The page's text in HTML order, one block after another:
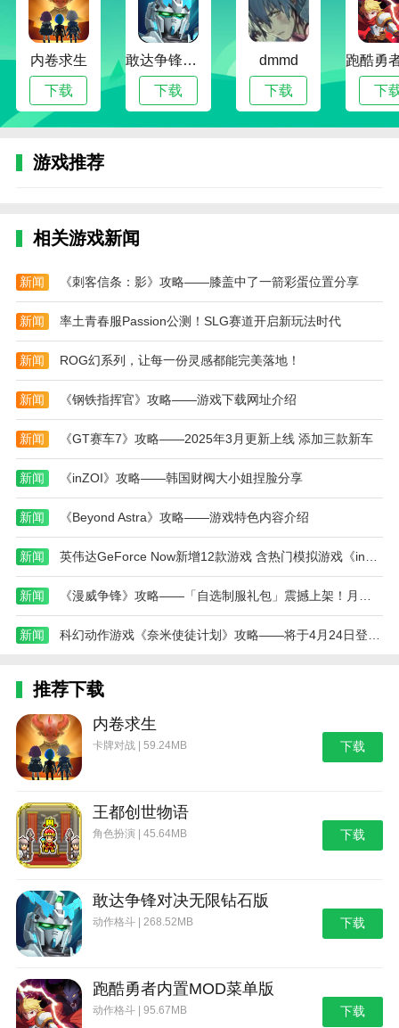
神喵逃亡游戏内容
1、【刺激闯关挑战】：控制神喵在各式障碍中灵
活穿梭，躲避陷阱，收集金币和宝物，完成关卡目标；
2、【多样神喵选择】：不同神喵拥有独特技能和
外观，玩家可以根据喜好选择合适的角色冒险；
3、【道具合成与使用】：关卡中收集材料，合成
动，玩家可赢取珍稀神喵和专属道具。
神喵逃亡游戏测评
神喵逃亡游戏凭借其轻松易上手的操作方式和丰富
多变的关卡设计，赢得了大量休闲玩家的喜爱。游戏中
萌趣十足的神喵角色和多样养成系统，为闯关增添了更
多趣味和策略深度。多样的道具系统和场景切换保证了
游戏的新鲜感和挑战性。社交排行榜和活动机制激励玩
家持续参与，增强游戏互动性。整体来看，这款神喵逃
亡游戏集动作、冒险与养成为一体，既适合休闲娱乐，
也适合喜欢挑战的玩家，是一款不可多得的神喵逃亡休
闲手游。
本站为您提供神喵逃亡的 手机游戏 ，欢迎大家记
住本站网址，本站是您下载安卓手游app最好的网站！
内卷求生
下载
敢达争锋对决无限钻石版
下载
dmmd
下载 下
游戏推荐
相关游戏新闻
新闻 《刺客信条：影》攻略——膝盖中了一箭彩蛋位置分享
新闻 率土青春服Passion公测！SLG赛道开启新玩法时代
新闻 ROG幻系列，让每一份灵感都能完美落地！
新闻 《钢铁指挥官》攻略——游戏下载网址介绍
新闻 《GT赛车7》攻略——2025年3月更新上线 添加三款新车
新闻 《inZOI》攻略——韩国财阀大小姐捏脸分享
新闻 《Beyond Astra》攻略——游戏特色内容介绍
新闻
新闻
新闻
推荐下载
内卷求生
卡牌对战 | 59.24MB 下载
王都创世物语
角色扮演 | 45.64MB 下载
敢达争锋对决无限钻石版
动作格斗 | 268.52MB 下载
跑酷勇者内置MOD菜单版
动作格斗 | 95.67MB 下载